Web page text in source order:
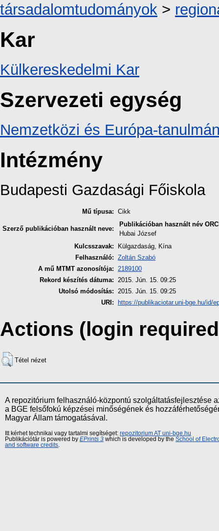
társadalomtudományok >
Kar
Külkereskedelmi Kar
Szervezeti egység
Nemzetközi és Európa-
Intézmény
Budapesti Gazdasági Főiskola
Mű típusa: Cikk
Szerző publikációban használt neve:
Publikációban használt név
Hubai József
Kulcsszavak:
Külgazdaság, Kína
Felhasználó: Zoltán Szabó
A mű MTMT azonosítója: 2189100
Rekord készítés dátuma: 2015. Jún. 15. 09:25
Utolsó módosítás: 2015. Jún. 15. 09:25
URI:
https://publikaciotar.uni-bge.hu/id/
Actions (login
Tétel nézet
A repozitórium felhasználó-központú szolgáltatásfejlesztése
a BGE felsőfokú képzései minőségének és
Magyar Állam támogatásával.
Itt kérhet technikai vagy tartalmi segítséget: repozitorium AT uni-bge.hu
Publikációtár is powered by EPrints 3 which is developed by the School of
and software credits